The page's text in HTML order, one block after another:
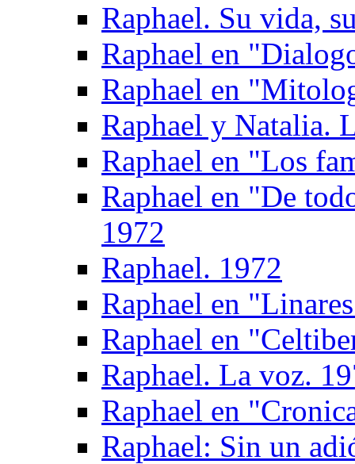
Raphael. Su vida,
Raphael en
Raphael en
Raphael y Natalia.
Raphael en "Los
Raphael en "De
1972
Raphael. 1972
Raphael en
Raphael en
Raphael. La voz.
Raphael en
Raphael: Sin un